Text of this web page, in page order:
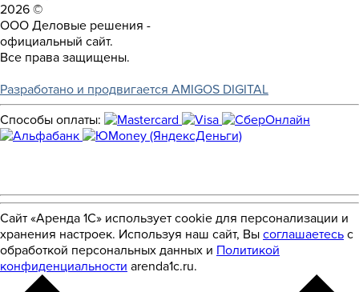
2026 ©
ООО Деловые решения -
официальный сайт.
Все права защищены.
Разработано и продвигается AMIGOS DIGITAL
Способы оплаты:
Сайт «Аренда 1С» использует cookie для персонализации и
хранения настроек. Используя наш сайт, Вы соглашаетесь с
обработкой персональных данных и Политикой
конфиденциальности arenda1c.ru.